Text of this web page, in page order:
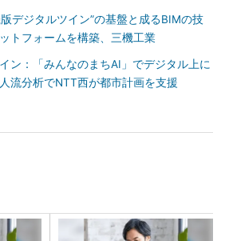
デジタルツイン”の基盤と成るBIMの技
トフォームを構築、三機工業
ン：「みんなのまちAI」でデジタル上に
流分析でNTT西が都市計画を支援